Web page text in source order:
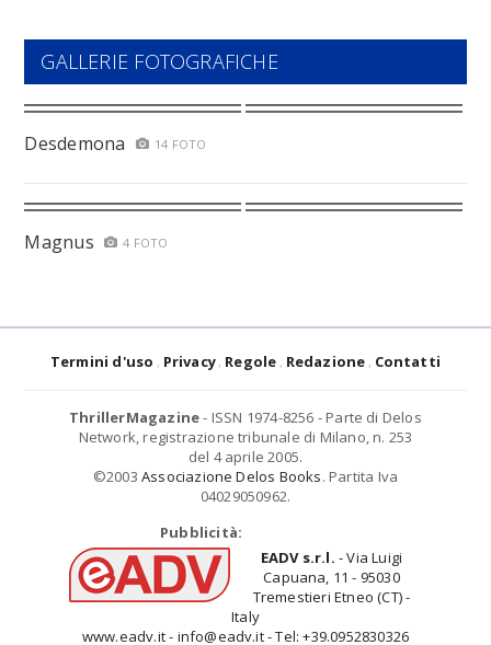
GALLERIE FOTOGRAFICHE
Desdemona 14 FOTO
Magnus 4 FOTO
Termini d'uso Privacy Regole Redazione Contatti
ThrillerMagazine- ISSN 1974-8256 - Parte di Delos
Network, registrazione tribunale di Milano, n. 253
del 4 aprile 2005.
©2003 Associazione Delos Books. Partita Iva
04029050962.
Pubblicità:
EADV s.r.l. - Via Luigi
Capuana, 11 - 95030
Tremestieri Etneo (CT) -
Italy
www.eadv.it - info@eadv.it - Tel: +39.0952830326